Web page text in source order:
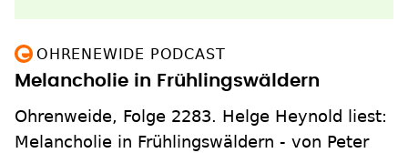
OHRENEWIDE PODCAST
Melancholie in Frühlingswäldern
Ohrenweide, Folge 2283. Helge Heynold liest:
Melancholie in Frühlingswäldern - von Peter